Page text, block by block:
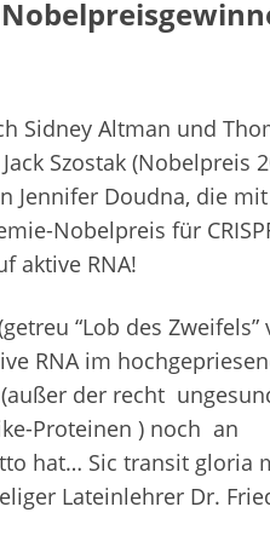
Sidney Altman und
Szostak (Nobelpreis
Jennifer Doudna, die
Nobelpreis für
aktive RNA!
“Lob des Zweifels”
RNA im
der recht
Proteinen ) noch an
hat… Sic transit gloria
Lateinlehrer Dr.